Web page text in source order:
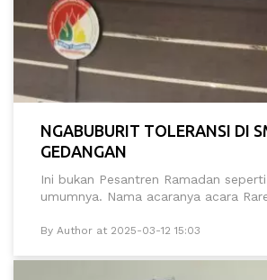
NGABUBURIT TOLERANSI DI
GEDANGAN
Ini bukan Pesantren Ramadan
umumnya. Nama acaranya acara
By Author at 2025-03-12 15:03